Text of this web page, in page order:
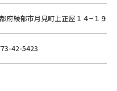
府綾部市月見町上正屋１４−１９
42-5423